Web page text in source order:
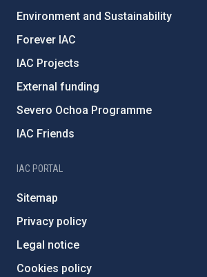
Environment and Sustainability
Forever IAC
IAC Projects
External funding
Severo Ochoa Programme
IAC Friends
IAC PORTAL
Sitemap
Privacy policy
Legal notice
Cookies policy